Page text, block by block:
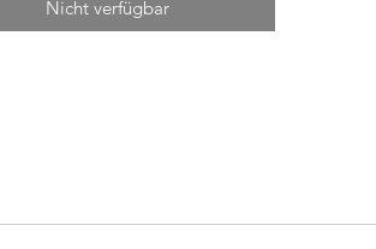
à votre tenue avec ces superbes boucles
Nicht verfügbar